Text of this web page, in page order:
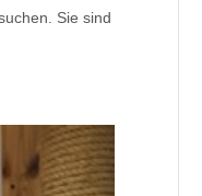
Sie sind